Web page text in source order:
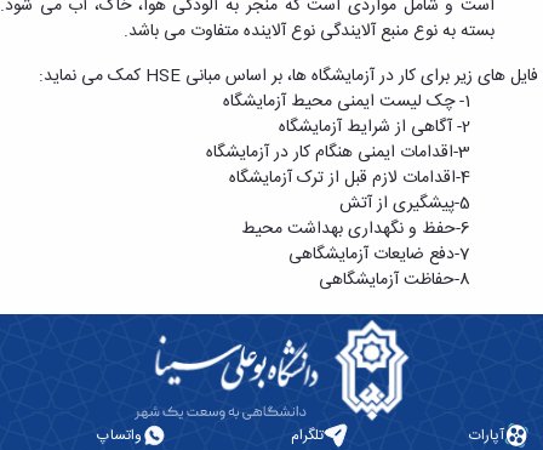
بسته به نوع منبع آلایندگی نوع آلاینده متفاوت می باشد.
فایل های زیر برای کار در آزمایشگاه ها، بر اساس مبانی HSE کمک می نماید:
چک لیست ایمنی محیط آزمایشگاه
آگاهی از شرایط آزمایشگاه
اقدامات ایمنی هنگام کار در آزمایشگاه
اقدامات لازم قبل از ترک آزمایشگاه
پیشگیری از آتش
حفظ و نگهداری بهداشت محیط
دفع ضایعات آزمایشگاهی
حفاظت آزمایشگاهی
آپارات تلگرام واتساپ